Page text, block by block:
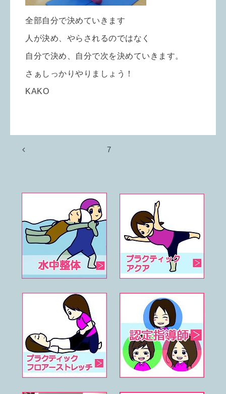
全部自分で決めていきます
人が決め、やらされるのではなく
自分で決め、自分で次を決めていきます。
さぁしっかりやりましょう！
KAKO
7